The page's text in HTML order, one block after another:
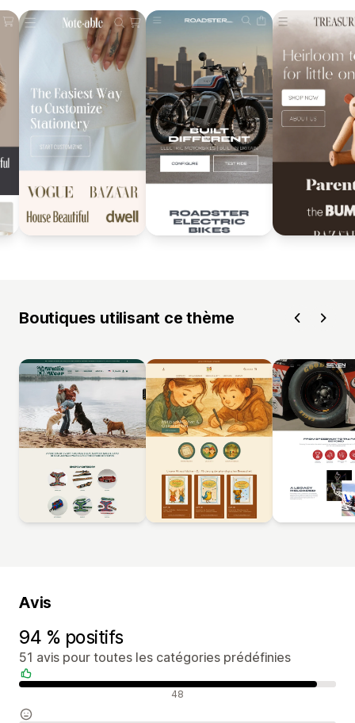
Boutiques utilisant ce thème
Avis
94 % positifs
51 avis pour toutes les catégories prédéfinies
Avis positifs 48